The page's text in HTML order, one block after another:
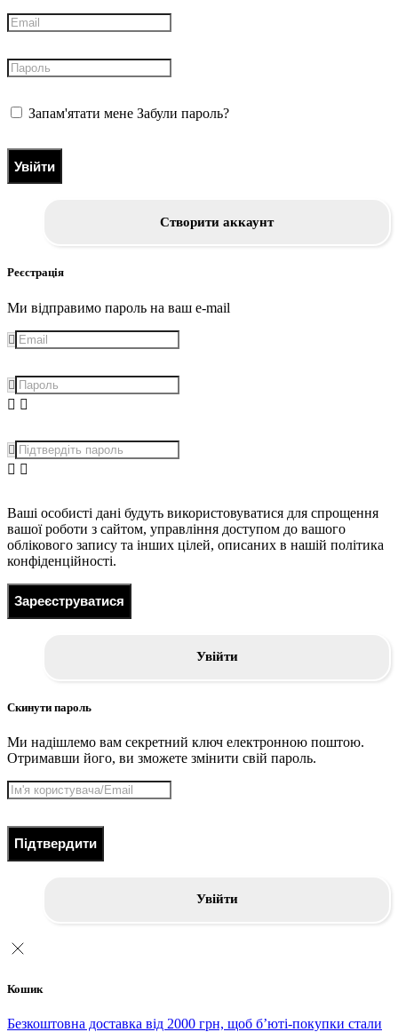
Запам'ятати мене Забули пароль?
Увійти
Створити аккаунт
Реєстрація
Ми відправимо пароль на ваш e-mail
Ваші особисті дані будуть використовуватися для спрощення
вашої роботи з сайтом, управління доступом до вашого
облікового запису та інших цілей, описаних в нашій політика
конфіденційності.
Зареєструватися
Увійти
Скинути пароль
Ми надішлемо вам секретний ключ електронною поштою.
Отримавши його, ви зможете змінити свій пароль.
Підтвердити
Увійти
Кошик
Безкоштовна доставка від 2000 грн, щоб б’юті-покупки стали